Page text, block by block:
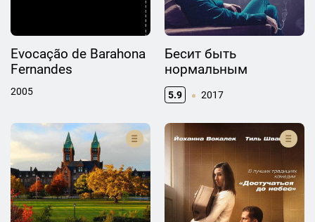
Evocação de Barahona
Fernandes
2005
Бесит быть
нормальным
5.9 2017